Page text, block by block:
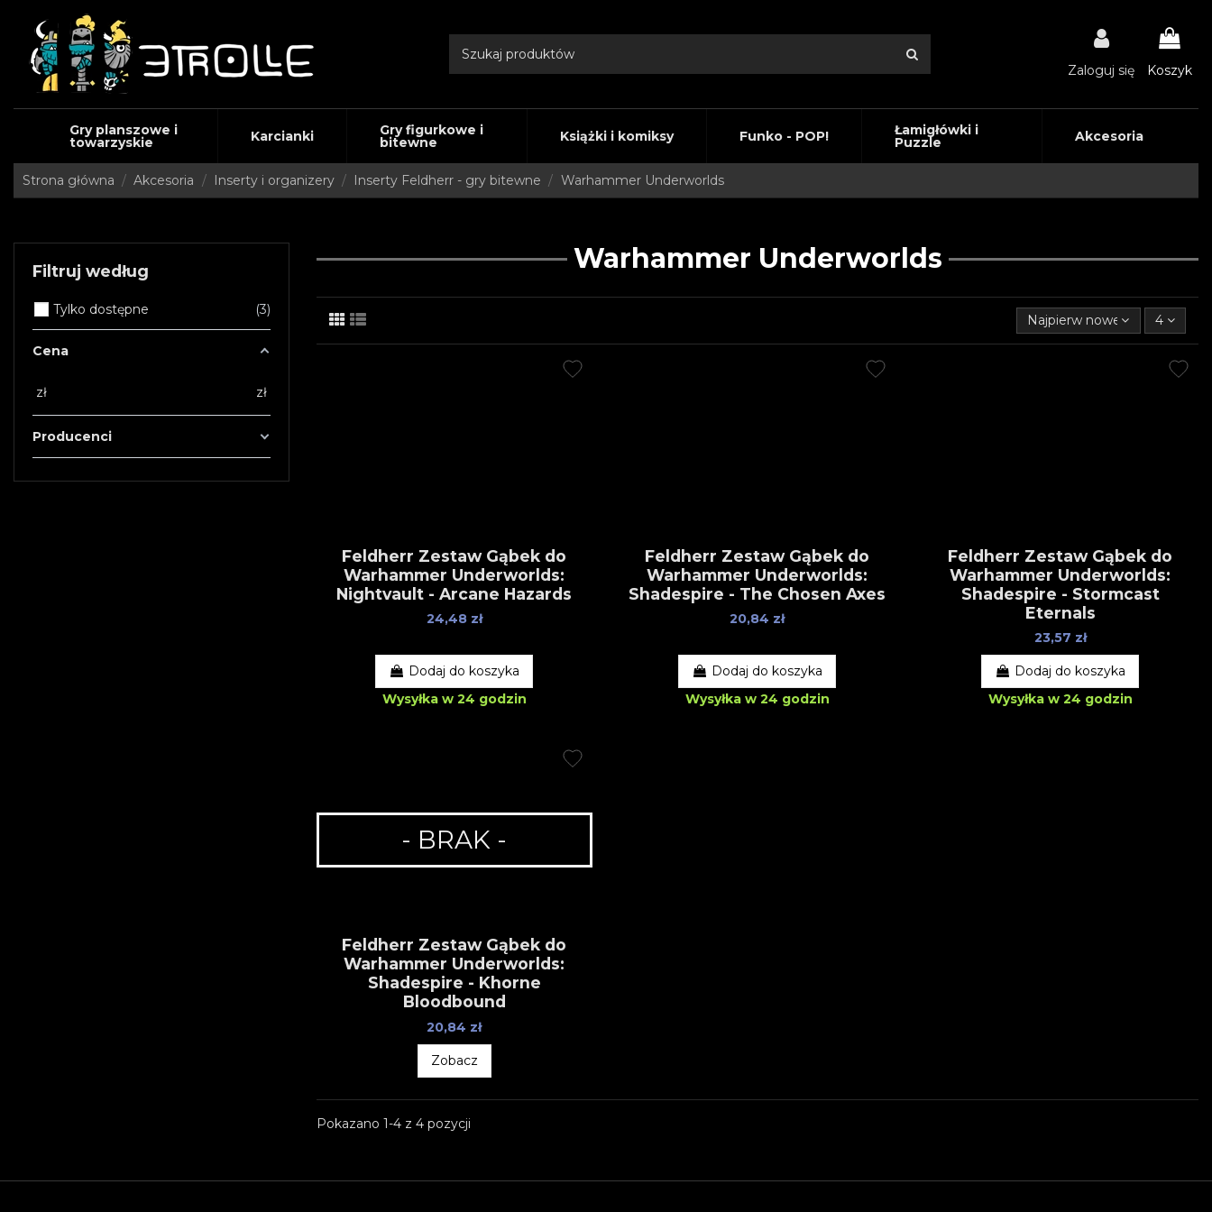
Zaloguj się Koszyk
Gry planszowe i
towarzyskie Karcianki Gry figurkowe i
bitewne Książki i komiksy Funko - POP! Łamigłówki i
Puzzle Akcesoria
Strona główna Akcesoria Inserty i organizery Inserty Feldherr - gry bitewne Warhammer Underworlds
Warhammer Underworlds
Najpierw nowe produkty
4
Feldherr Zestaw Gąbek do
Warhammer Underworlds:
Nightvault - Arcane Hazards
24,48 zł
Dodaj do koszyka
Wysyłka w 24 godzin
Feldherr Zestaw Gąbek do
Warhammer Underworlds:
Shadespire - The Chosen Axes
20,84 zł
Dodaj do koszyka
Wysyłka w 24 godzin
Feldherr Zestaw Gąbek do
Warhammer Underworlds:
Shadespire - Stormcast
Eternals
23,57 zł
Dodaj do koszyka
Wysyłka w 24 godzin
- BRAK -
Feldherr Zestaw Gąbek do
Warhammer Underworlds:
Shadespire - Khorne
Bloodbound
20,84 zł
Zobacz
Pokazano 1-4 z 4 pozycji
Filtruj według
Tylko dostępne 3
Cena
zł zł
Producenci